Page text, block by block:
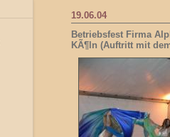
19.06.04
Betriebsfest Firma
KÃ¶ln (Auftritt mit